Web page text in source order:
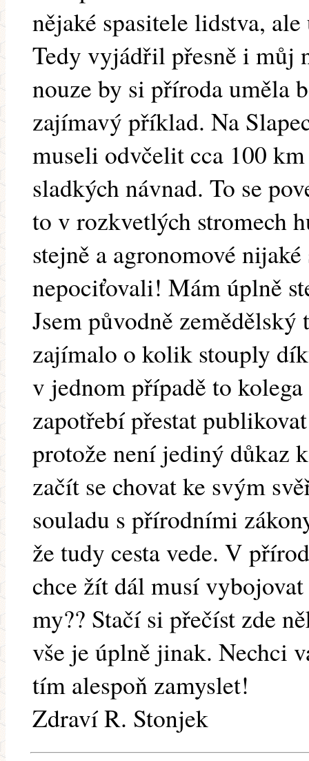
nějaké spasitele lidstva,
Tedy vyjádřil přesně i můj
nouze by si příroda uměla
zajímavý příklad. Na
museli odvčelit cca 100
sladkých návnad. To se
to v rozkvetlých stromech
stejně a agronomové
nepociťovali! Mám úplně
Jsem původně
zajímalo o kolik stouply
v jednom případě to
zapotřebí přestat
protože není jediný důkaz
začít se chovat ke svým
souladu s přírodními
že tudy cesta vede. V
chce žít dál musí
my?? Stačí si přečíst zde
vše je úplně jinak. Nechci
tím alespoň zamyslet!
Zdraví R. Stonjek